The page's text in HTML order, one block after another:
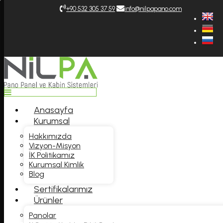
Vizyon-Misyon
İK Politikamız
Kurumsal Kimlik
Blog
Panolar
Kablo Kanalları
Alt Ürünler
Kataloglar
Genel Katalog Türkçe
Genel Katalog İngilizce
Genel Katalog Rusça
Fiyat Listesi Türkçe
Fiyat Listesi İngilizce
Fiyat Listesi Almanca
+9‎0 532 305 37 59 info@nilpapano.com
Anasayfa
Kurumsal
Hakkımızda
Vizyon-Misyon
İK Politikamız
Kurumsal Kimlik
Blog
Sertifikalarımız
Ürünler
Panolar